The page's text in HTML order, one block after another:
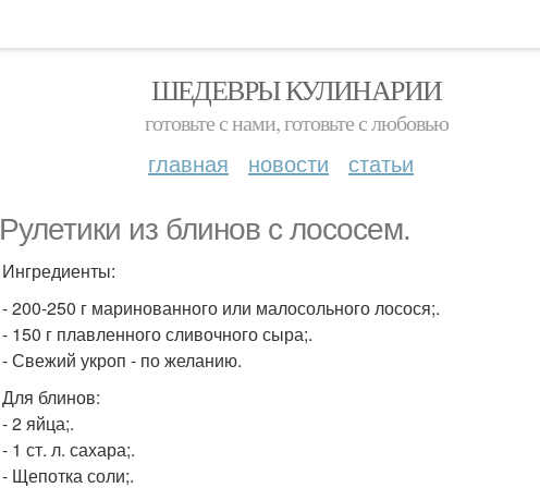
ШЕДЕВРЫ КУЛИНАРИИ
готовьте с нами, готовьте с любовью
главная новости статьи
Рулетики из блинов с лососем.
Ингредиенты:
- 200-250 г маринованного или малосольного лосося;.
- 150 г плавленного сливочного сыра;.
- Свежий укроп - по желанию.
Для блинов:
- 2 яйца;.
- 1 ст. л. сахара;.
- Щепотка соли;.